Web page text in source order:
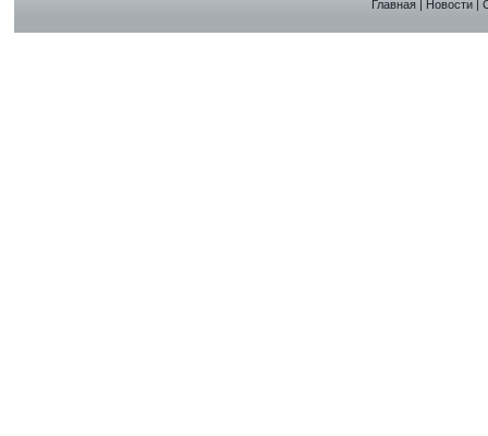
Главная| Новости|